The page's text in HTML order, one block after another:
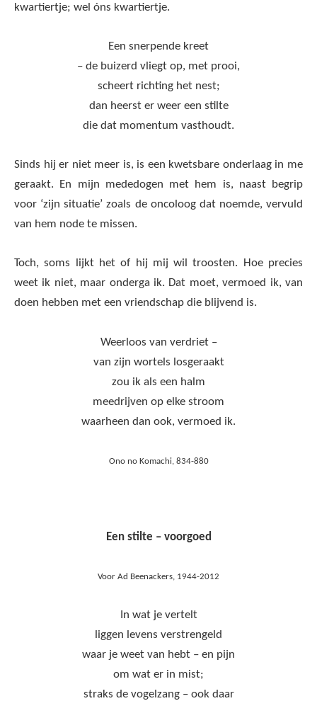
kwartiertje; wel óns kwartiertje.
Een snerpende kreet
– de buizerd vliegt op, met prooi,
scheert richting het nest;
dan heerst er weer een stilte
die dat momentum vasthoudt.
Sinds hij er niet meer is, is een kwetsbare onderlaag in me
geraakt. En mijn mededogen met hem is, naast begrip
voor ‘zijn situatie’ zoals de oncoloog dat noemde, vervuld
van hem node te missen.
Toch, soms lijkt het of hij mij wil troosten. Hoe precies
weet ik niet, maar onderga ik. Dat moet, vermoed ik, van
doen hebben met een vriendschap die blijvend is.
Weerloos van verdriet –
van zijn wortels losgeraakt
zou ik als een halm
meedrijven op elke stroom
waarheen dan ook, vermoed ik.
Ono no Komachi, 834-880
Een stilte – voorgoed
Voor Ad Beenackers, 1944-2012
In wat je vertelt
liggen levens verstrengeld
waar je weet van hebt – en pijn
om wat er in mist;
straks de vogelzang – ook daar